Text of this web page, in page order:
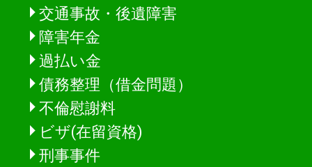
交通事故・後遺障害
障害年金
過払い金
債務整理（借金問題）
不倫慰謝料
ビザ(在留資格)
刑事事件